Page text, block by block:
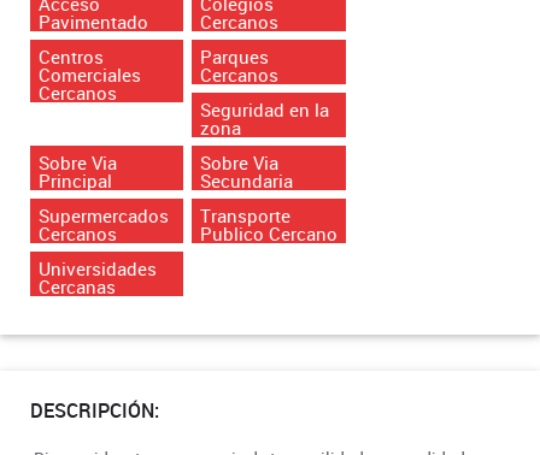
Pavimentado
Cercanos
Centros
Comerciales
Cercanos
Parques
Cercanos
Seguridad en la
zona
Sobre Via
Principal
Sobre Via
Secundaria
Supermercados
Cercanos
Transporte
Publico Cercano
Universidades
Cercanas
DESCRIPCIÓN: